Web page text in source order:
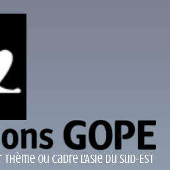
ou cadre l'Asie du Sud-Est